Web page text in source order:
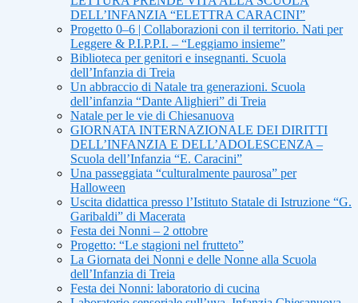
DELL’INFANZIA “ELETTRA CARACINI”
Progetto 0–6 | Collaborazioni con il territorio. Nati per
Leggere & P.I.P.P.I. – “Leggiamo insieme”
Biblioteca per genitori e insegnanti. Scuola
dell’Infanzia di Treia
Un abbraccio di Natale tra generazioni. Scuola
dell’infanzia “Dante Alighieri” di Treia
Natale per le vie di Chiesanuova
GIORNATA INTERNAZIONALE DEI DIRITTI
DELL’INFANZIA E DELL’ADOLESCENZA –
Scuola dell’Infanzia “E. Caracini”
Una passeggiata “culturalmente paurosa” per
Halloween
Uscita didattica presso l’Istituto Statale di Istruzione “G.
Garibaldi” di Macerata
Festa dei Nonni – 2 ottobre
Progetto: “Le stagioni nel frutteto”
La Giornata dei Nonni e delle Nonne alla Scuola
dell’Infanzia di Treia
Festa dei Nonni: laboratorio di cucina